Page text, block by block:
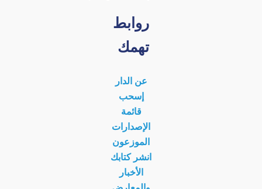
روابط
تهمك
عن الدار
إسحب
قائمة
الإصدارات
الموزعون
انشر كتابك
الأخبار